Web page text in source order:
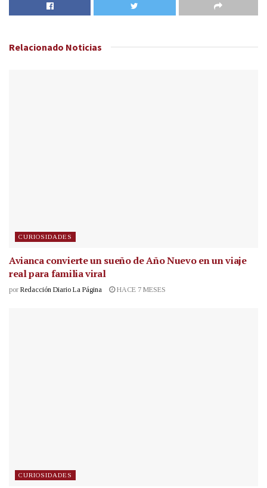
Relacionado Noticias
CURIOSIDADES
Avianca convierte un sueño de Año Nuevo en un viaje
real para familia viral
por Redacción Diario La Página HACE 7 MESES
CURIOSIDADES